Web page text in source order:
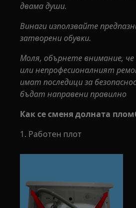
двама души.
Винаги използвайте
затворени обувки.
Моля, обърнете внимание,
или непрофесионалният
имат последици за
бъдат направени правилно
Как се сменя долната
1. Работен плот